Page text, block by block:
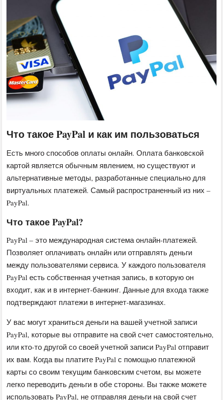
Что такое PayPal и как им пользоваться
Есть много способов оплаты онлайн. Оплата банковской
картой является обычным явлением, но существуют и
альтернативные методы, разработанные специально для
виртуальных платежей. Самый распространенный из них –
PayPal.
Что такое PayPal?
PayPal – это международная система онлайн-платежей.
Позволяет оплачивать онлайн или отправлять деньги
между пользователями сервиса. У каждого пользователя
PayPal есть собственная учетная запись, в которую он
входит, как и в интернет-банкинг. Данные для входа также
подтверждают платежи в интернет-магазинах.
У вас могут храниться деньги на вашей учетной записи
PayPal, которые вы отправите на свой счет самостоятельно,
или кто-то другой со своей учетной записи PayPal отправит
их вам. Когда вы платите PayPal с помощью платежной
карты со своим текущим банковским счетом, вы можете
легко переводить деньги в обе стороны. Вы также можете
использовать PayPal, не отправляя деньги на свой счет